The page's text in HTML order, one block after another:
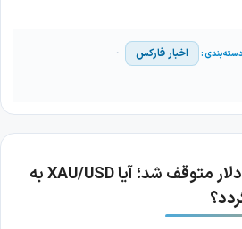
اخبار فارکس
طلا در نزدیکی ۴۱۰۰ دلار متوقف شد؛ آیا XAU/USD به